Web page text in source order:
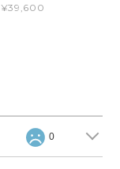
¥39,600
0